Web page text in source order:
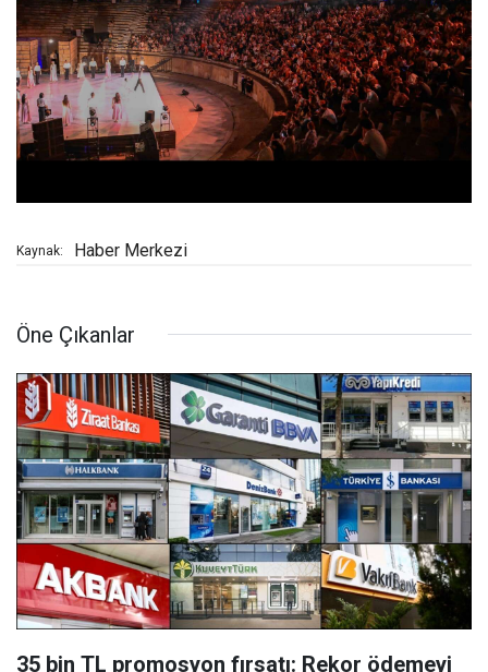
Kaynak: Haber Merkezi
Öne Çıkanlar
35 bin TL promosyon fırsatı: Rekor ödemeyi